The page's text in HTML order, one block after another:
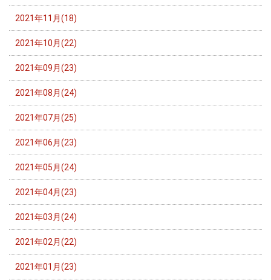
2021年11月(18)
2021年10月(22)
2021年09月(23)
2021年08月(24)
2021年07月(25)
2021年06月(23)
2021年05月(24)
2021年04月(23)
2021年03月(24)
2021年02月(22)
2021年01月(23)